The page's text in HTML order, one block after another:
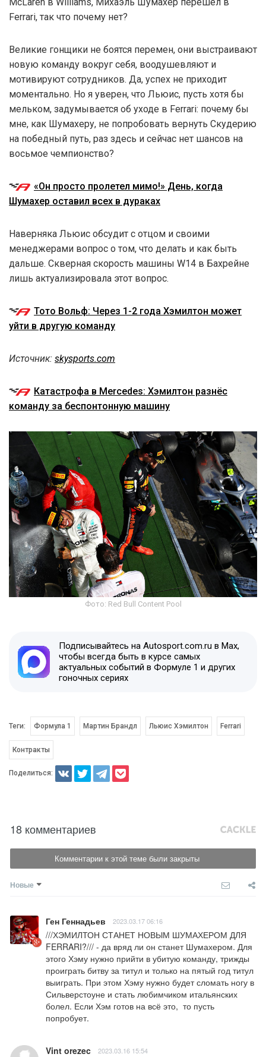
Ferrari, так что почему нет?
Великие гонщики не боятся перемен, они выстраивают
новую команду вокруг себя, воодушевляют и
мотивируют сотрудников. Да, успех не приходит
моментально. Но я уверен, что Льюис, пусть хотя бы
мельком, задумывается об уходе в Ferrari: почему бы
мне, как Шумахеру, не попробовать вернуть Скудерию
на победный путь, раз здесь и сейчас нет шансов на
восьмое чемпионство?
«Он просто пролетел мимо!» День, когда
Шумахер оставил всех в дураках
Наверняка Льюис обсудит с отцом и своими
менеджерами вопрос о том, что делать и как быть
дальше. Скверная скорость машины W14 в Бахрейне
лишь актуализировала этот вопрос.
Тото Вольф: Через 1-2 года Хэмилтон может
уйти в другую команду
Источник: skysports.com
Катастрофа в Mercedes: Хэмилтон разнёс
команду за беспонтонную машину
Фото: Red Bull Content Pool
Подписывайтесь на Autosport.com.ru в Max,
чтобы всегда быть в курсе самых
актуальных событий в Формуле 1 и других
гоночных сериях
Теги: Формула 1 Мартин Брандл Льюис Хэмилтон Ferrari
Контракты
Поделиться:
18 комментариев
Комментарии к этой теме были закрыты
Новые
Ген Геннадьев 2023.03.17 06:16
///ХЭМИЛТОН СТАНЕТ НОВЫМ ШУМАХЕРОМ ДЛЯ
FERRARI?/// - да вряд ли он станет Шумахером. Для
этого Хэму нужно прийти в убитую команду, трижды
проиграть битву за титул и только на пятый год титул
выиграть. При этом Хэму нужно будет сломать ногу в
Сильверстоуне и стать любимчиком итальянских
болел. Если Хэм готов на всё это,  то пусть
попробует.
Vint orezec 2023.03.16 15:54